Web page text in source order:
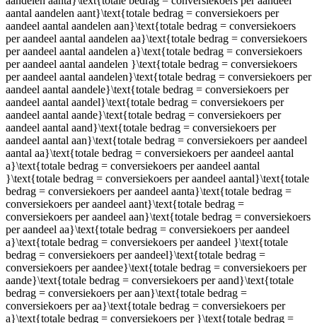
aantal aandelen aant}\text{totale bedrag = conversiekoers per
aandeel aantal aandelen aan}\text{totale bedrag = conversiekoers
per aandeel aantal aandelen aa}\text{totale bedrag = conversiekoers
per aandeel aantal aandelen a}\text{totale bedrag = conversiekoers
per aandeel aantal aandelen }\text{totale bedrag = conversiekoers
per aandeel aantal aandelen}\text{totale bedrag = conversiekoers per
aandeel aantal aandele}\text{totale bedrag = conversiekoers per
aandeel aantal aandel}\text{totale bedrag = conversiekoers per
aandeel aantal aande}\text{totale bedrag = conversiekoers per
aandeel aantal aand}\text{totale bedrag = conversiekoers per
aandeel aantal aan}\text{totale bedrag = conversiekoers per aandeel
aantal aa}\text{totale bedrag = conversiekoers per aandeel aantal
a}\text{totale bedrag = conversiekoers per aandeel aantal
}\text{totale bedrag = conversiekoers per aandeel aantal}\text{totale
bedrag = conversiekoers per aandeel aanta}\text{totale bedrag =
conversiekoers per aandeel aant}\text{totale bedrag =
conversiekoers per aandeel aan}\text{totale bedrag = conversiekoers
per aandeel aa}\text{totale bedrag = conversiekoers per aandeel
a}\text{totale bedrag = conversiekoers per aandeel }\text{totale
bedrag = conversiekoers per aandeel}\text{totale bedrag =
conversiekoers per aandee}\text{totale bedrag = conversiekoers per
aande}\text{totale bedrag = conversiekoers per aand}\text{totale
bedrag = conversiekoers per aan}\text{totale bedrag =
conversiekoers per aa}\text{totale bedrag = conversiekoers per
a}\text{totale bedrag = conversiekoers per }\text{totale bedrag =